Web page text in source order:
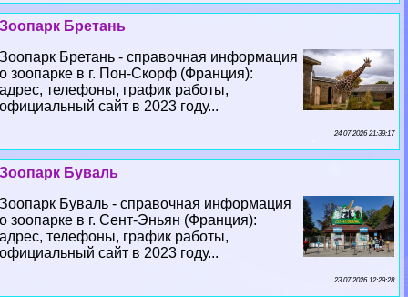
Зоопарк Бретань
Зоопарк Бретань - справочная информация
о зоопарке в г. Пон-Скорф (Франция):
адрес, телефоны, график работы,
официальный сайт в 2023 году...
24 07 2026 21:39:17
Зоопарк Буваль
Зоопарк Буваль - справочная информация
о зоопарке в г. Сент-Эньян (Франция):
адрес, телефоны, график работы,
официальный сайт в 2023 году...
23 07 2026 12:29:28